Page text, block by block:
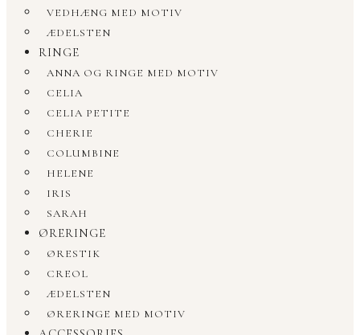
VEDHÆNG MED MOTIV
ÆDELSTEN
RINGE
ANNA OG RINGE MED MOTIV
CELIA
CELIA PETITE
CHERIE
COLUMBINE
HELENE
IRIS
SARAH
ØRERINGE
ØRESTIK
CREOL
ÆDELSTEN
ØRERINGE MED MOTIV